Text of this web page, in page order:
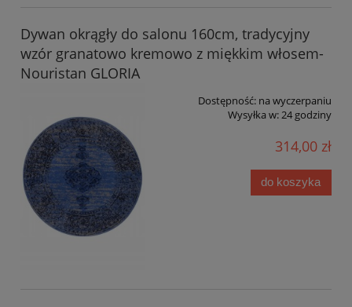
Dywan okrągły do salonu 160cm, tradycyjny
wzór granatowo kremowo z miękkim włosem-
Nouristan GLORIA
Dostępność: na wyczerpaniu
Wysyłka w:24 godziny
314,00 zł
do koszyka